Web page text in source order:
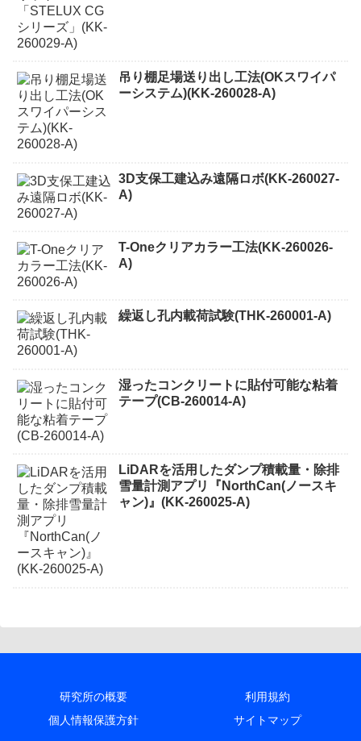
吊り棚足場送り出し工法(OKスワイパ
ーシステム)(KK-260028-A)
3D支保工建込み遠隔ロボ(KK-260027-
A)
T-Oneクリアカラー工法(KK-260026-
A)
繰返し孔内載荷試験(THK-260001-A)
湿ったコンクリートに貼付可能な粘着
テープ(CB-260014-A)
LiDARを活用したダンプ積載量・除排
雪量計測アプリ『NorthCan(ノースキ
ャン)』(KK-260025-A)
研究所の概要
利用規約
個人情報保護方針
サイトマップ